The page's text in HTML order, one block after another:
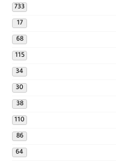
733
17
68
115
34
30
38
110
86
64